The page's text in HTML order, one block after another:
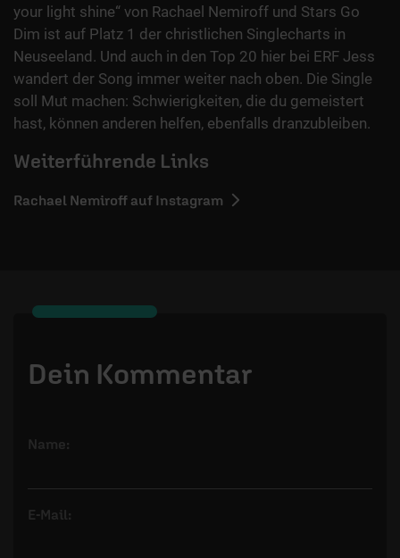
your light shine“ von Rachael Nemiroff und Stars Go
Dim ist auf Platz 1 der christlichen Singlecharts in
Neuseeland. Und auch in den Top 20 hier bei ERF Jess
wandert der Song immer weiter nach oben. Die Single
soll Mut machen: Schwierigkeiten, die du gemeistert
hast, können anderen helfen, ebenfalls dranzubleiben.
Weiterführende Links
Rachael Nemiroff auf Instagram
Dein Kommentar
Name:
E-Mail: